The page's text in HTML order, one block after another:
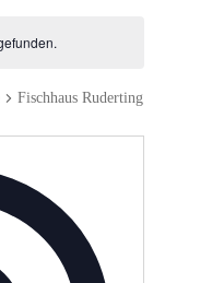
Fischhaus Ruderting